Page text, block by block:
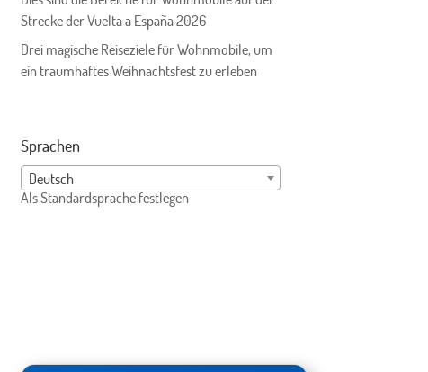
Strecke der Vuelta a España 2026
Drei magische Reiseziele für Wohnmobile, um
ein traumhaftes Weihnachtsfest zu erleben
Sprachen
Deutsch
Als Standardsprache festlegen